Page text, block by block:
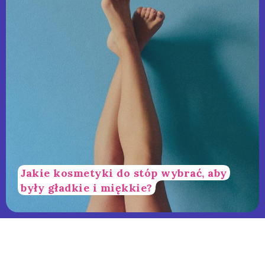
Jakie kosmetyki do stóp wybrać, aby
były gładkie i miękkie?